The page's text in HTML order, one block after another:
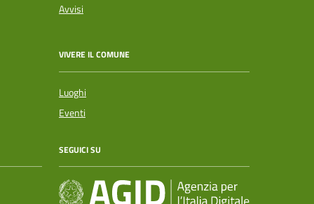
Avvisi
VIVERE IL COMUNE
Luoghi
Eventi
SEGUICI SU